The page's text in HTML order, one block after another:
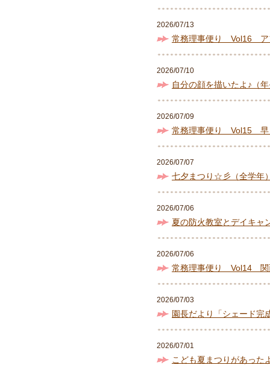
2026/07/13
常務理事便り Vol16 ア
2026/07/10
自分の顔を描いたよ♪（
2026/07/09
常務理事便り Vol15 早
2026/07/07
七夕まつり☆彡（全学年
2026/07/06
夏の防火教室とデイキャ
2026/07/06
常務理事便り Vol14
2026/07/03
園長だより「シェード完
2026/07/01
こども夏まつりがあった